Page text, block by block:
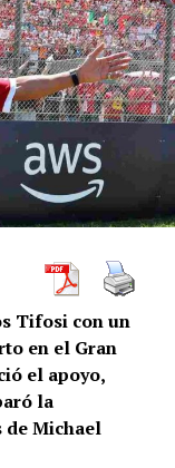
Tifosi con un
en el Gran
el apoyo,
la
de Michael